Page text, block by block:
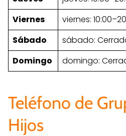
Viernes
viernes:
Sábado
sábado:
Domingo
domingo:
Teléfono de
Hijos